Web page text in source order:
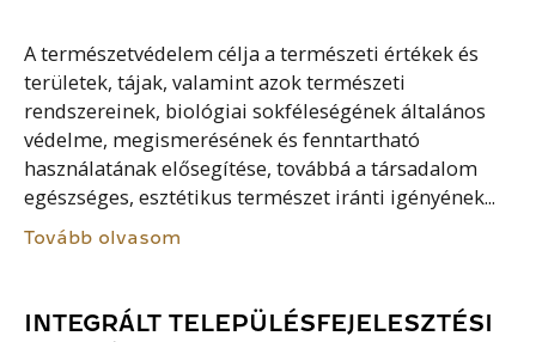
A természetvédelem célja a természeti értékek és
területek, tájak, valamint azok természeti
rendszereinek, biológiai sokféleségének általános
védelme, megismerésének és fenntartható
használatának elősegítése, továbbá a társadalom
egészséges, esztétikus természet iránti igényének...
Tovább olvasom
INTEGRÁLT TELEPÜLÉSFEJELESZTÉSI